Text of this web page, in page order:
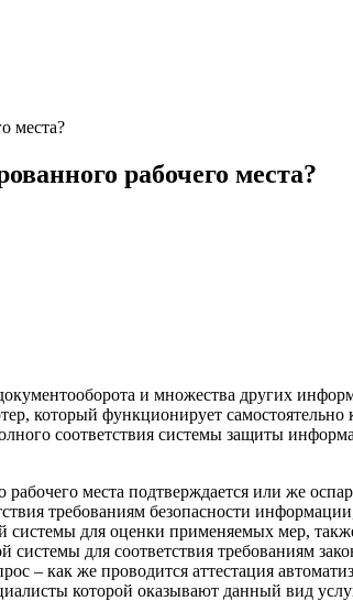
места?
рабочего места?
и множества других
который функционирует
соответствия системы защиты
места подтверждается или же
требованиям безопасности
системы для оценки применяемых мер,
для соответствия требованиям
– как же проводится аттестация
которой оказывают данный вид